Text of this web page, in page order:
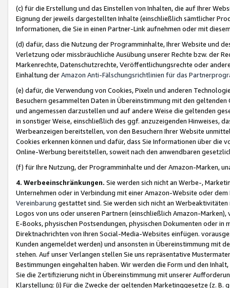
(c) für die Erstellung und das Einstellen von Inhalten, die auf Ihrer
Eignung der jeweils dargestellten Inhalte (einschließlich sämtlicher
Informationen, die Sie in einen Partner-Link aufnehmen oder mit
(d) dafür, dass die Nutzung der Programminhalte, Ihrer Website und
Verletzung oder missbräuchliche Ausübung unserer Rechte bzw. der
Markenrechte, Datenschutzrechte, Veröffentlichungsrechte oder
Einhaltung derAmazon Anti-Fälschungsrichtlinien für das
(e) dafür, die Verwendung von Cookies, Pixeln und anderen
Besuchern gesammelten Daten in Übereinstimmung mit den
und angemessen darzustellen und auf andere Weise die geltenden
in sonstiger Weise, einschließlich des ggf. anzuzeigenden Hinweises,
Werbeanzeigen bereitstellen, von den Besuchern Ihrer Website
Cookies erkennen können und dafür, dass Sie Informationen über die
Online-Werbung bereitstellen, soweit nach den anwendbaren
(f) für Ihre Nutzung, der Programminhalte und der Amazon-Marken,
4. Werbeeinschränkungen. Sie werden sich nicht an Werbe-,
Unternehmen oder in Verbindung mit einer Amazon-Website oder
Vereinbarung gestattet sind. Sie werden sich nicht an
Logos von uns oder unseren Partnern (einschließlich Amazon-
E-Books, physischen Postsendungen, physischen Dokumenten oder in
Direktnachrichten von Ihren Social-Media-Websites einfügen.
Kunden angemeldet werden) und ansonsten in Übereinstimmung mit
stehen. Auf unser Verlangen stellen Sie uns repräsentative
Bestimmungen eingehalten haben. Wir werden die Form und den
Sie die Zertifizierung nicht in Übereinstimmung mit unserer
Klarstellung: (i) Für die Zwecke der geltenden Marketinggesetze (z. B.